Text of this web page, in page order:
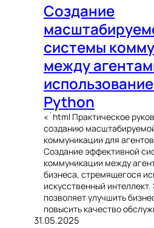
Создание
системы
между
Python
«`html Практическое
созданию
коммуникации для
Создание эффективной
коммуникации между
бизнеса, стремящегося
искусственный
позволяет улучшить
повысить качество
31.05.2025